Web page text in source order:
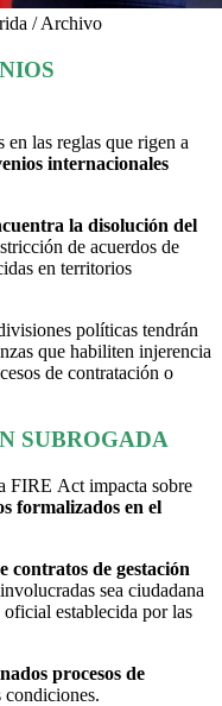
/ Archivo
las reglas que rigen a
internacionales
la disolución del
de acuerdos de
en territorios
políticas tendrán
que habiliten injerencia
de contratación o
SUBROGADA
FIRE Act impacta sobre
formalizados en el
contratos de gestación
sea ciudadana
establecida por las
procesos de
condiciones.